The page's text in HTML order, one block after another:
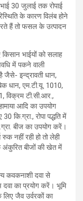
30 जुलाई तक रोपाई
के कारण विलंब होने
हैं तो फसल के उत्पादन
भाईयों को सलाह
में पकने वाली
जैसे- इन्द्रावती धान,
धान, एम.टी.यू. 1010,
विक्रम टी.सी.आर.,
आदि का उपयोग
कि.ग्रा., रोपा पद्धति में
बीज का उपयोग करें।
नहीं रही हो तो लेही
अंकुरित बीजों की खेत में
कवकनाशी दवा से
का प्रयोग करें। भूमि
लिए जैव उर्वरकों का